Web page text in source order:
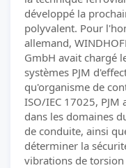
développé la
polyvalent. Pour
allemand,
GmbH avait chargé
systèmes PJM
qu'organisme de
ISO/IEC 17025, PJM
dans les domaines
de conduite, ainsi
déterminer la
vibrations de torsion